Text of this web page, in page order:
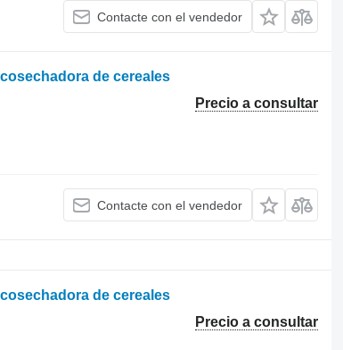
Contacte con el vendedor
de cereales
Precio a consultar
Contacte con el vendedor
de cereales
Precio a consultar